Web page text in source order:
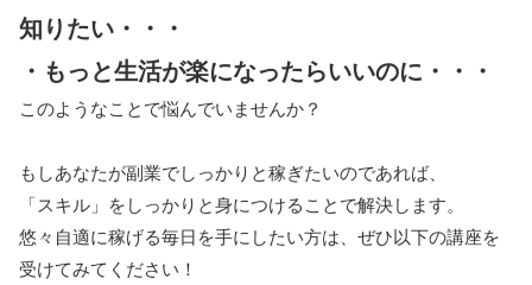
知りたい・・・
・もっと生活が楽になったらいいのに・・・
このようなことで悩んでいませんか？
もしあなたが副業でしっかりと稼ぎたいのであれば、
「スキル」をしっかりと身につけることで解決します。
悠々自適に稼げる毎日を手にしたい方は、ぜひ以下の講座を
受けてみてください！